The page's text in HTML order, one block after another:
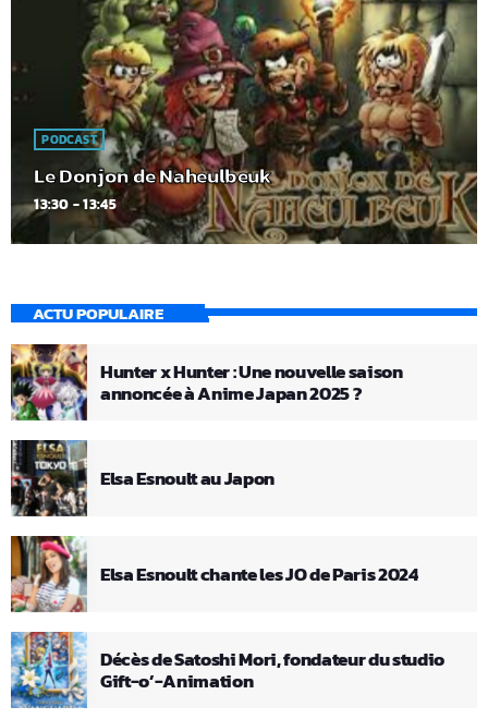
PODCAST
Le Donjon de Naheulbeuk
13:30 - 13:45
ACTU POPULAIRE
Hunter x Hunter : Une nouvelle saison
annoncée à Anime Japan 2025 ?
Elsa Esnoult au Japon
Elsa Esnoult chante les JO de Paris 2024
Décès de Satoshi Mori, fondateur du studio
Gift-o’-Animation